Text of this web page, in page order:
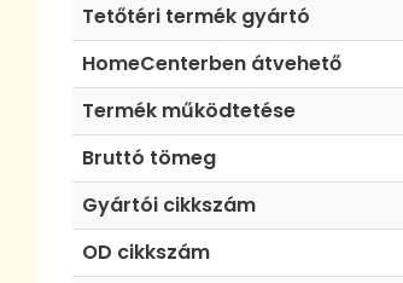
Tetőtéri termék gyártó
HomeCenterben átvehető
Termék működtetése
Bruttó tömeg
Gyártói cikkszám
OD cikkszám